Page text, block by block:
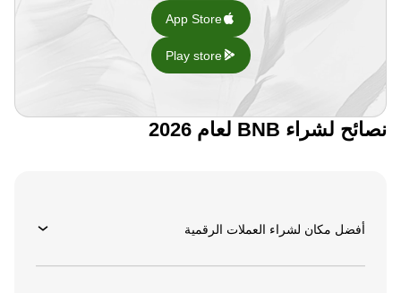
App Store
Play store
نصائح لشراء BNB لعام 2026
أفضل مكان لشراء العملات الرقمية